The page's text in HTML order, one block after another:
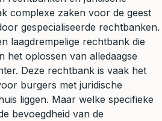
complexe zaken voor de geest
gespecialiseerde rechtbanken.
laagdrempelige rechtbank die
het oplossen van alledaagse
Deze rechtbank is vaak het
burgers met juridische
liggen. Maar welke specifieke
bevoegdheid van de